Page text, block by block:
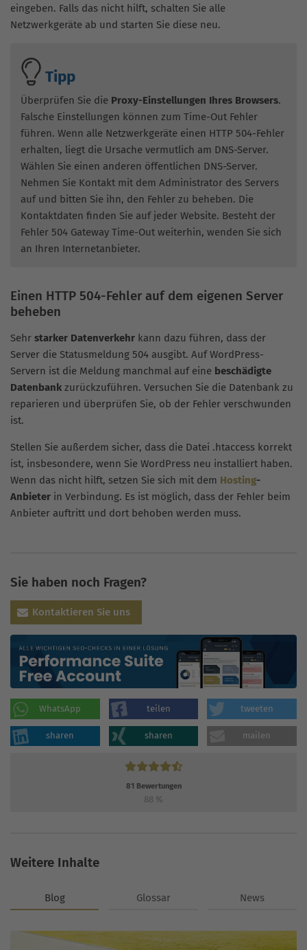
eingeben. Falls das nicht hilft, schalten Sie alle
Netzwerkgeräte ab und starten Sie diese neu.
Tipp
Überprüfen Sie die Proxy-Einstellungen Ihres Browsers.
Falsche Einstellungen können zum Time-Out Fehler
führen. Wenn alle Netzwerkgeräte einen HTTP 504-Fehler
erhalten, liegt die Ursache vermutlich am DNS-Server.
Wählen Sie einen anderen öffentlichen DNS-Server.
Nehmen Sie Kontakt mit dem Administrator des Servers
auf und bitten Sie ihn, den Fehler zu beheben. Die
Kontaktdaten finden Sie auf jeder Website. Besteht der
Fehler 504 Gateway Time-Out weiterhin, wenden Sie sich
an Ihren Internetanbieter.
Einen HTTP 504-Fehler auf dem eigenen Server
beheben
Sehr starker Datenverkehr kann dazu führen, dass der
Server die Statusmeldung 504 ausgibt. Auf WordPress-
Servern ist die Meldung manchmal auf eine beschädigte
Datenbank zurückzuführen. Versuchen Sie die Datenbank zu
reparieren und überprüfen Sie, ob der Fehler verschwunden
ist.
Stellen Sie außerdem sicher, dass die Datei .htaccess korrekt
ist, insbesondere, wenn Sie WordPress neu installiert haben.
Wenn das nicht hilft, setzen Sie sich mit dem Hosting-
Anbieter in Verbindung. Es ist möglich, dass der Fehler beim
Anbieter auftritt und dort behoben werden muss.
Sie haben noch Fragen?
Kontaktieren Sie uns
WhatsApp teilen tweeten
sharen sharen mailen
81 Bewertungen
88 %
Weitere Inhalte
Blog Glossar News